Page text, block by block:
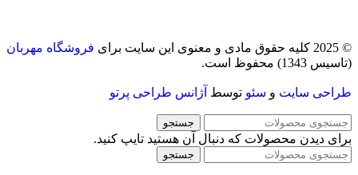
© 2025 کلیه حقوق مادی و معنوی این سایت برای
فروشگاه مهربان
(تاسیس 1343) محفوظ است.
طراحی سایت و سئو توسط آژانس طراحی پرتو
جستجو
برای دیدن محصولات که دنبال آن هستید تایپ کنید.
جستجو